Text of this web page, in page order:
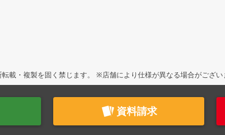
載・複製を固く禁じます。 ※店舗により仕様が異なる場合がござい
資料請求